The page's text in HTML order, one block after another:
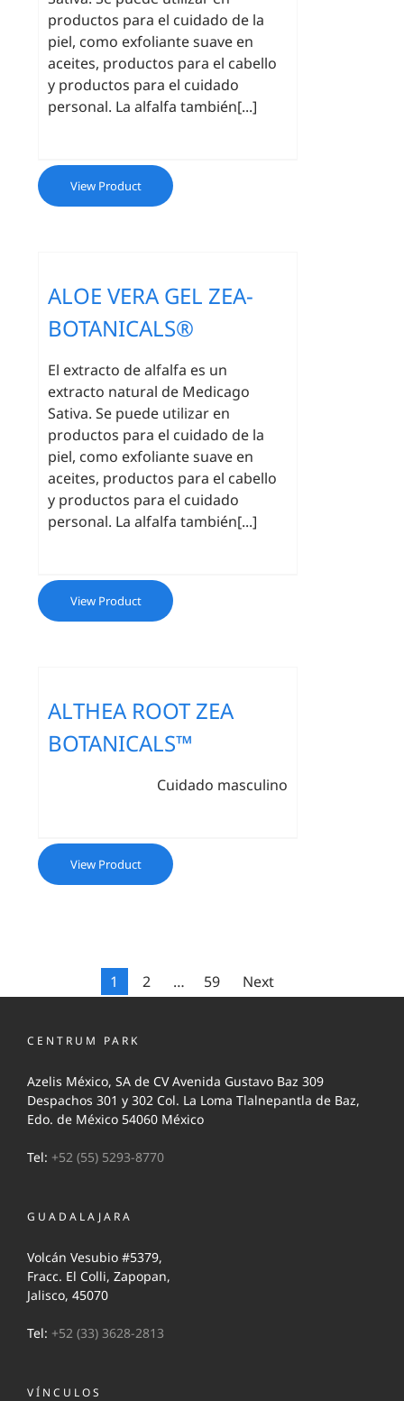
productos para el cuidado de la
piel, como exfoliante suave en
aceites, productos para el cabello
y productos para el cuidado
personal. La alfalfa también[...]
View Product
ALOE VERA GEL ZEA-
BOTANICALS®
El extracto de alfalfa es un
extracto natural de Medicago
Sativa. Se puede utilizar en
productos para el cuidado de la
piel, como exfoliante suave en
aceites, productos para el cabello
y productos para el cuidado
personal. La alfalfa también[...]
View Product
ALTHEA ROOT ZEA
BOTANICALS™
Cuidado masculino
View Product
1 2 … 59 Next
CENTRUM PARK
Azelis México, SA de CV Avenida Gustavo Baz 309
Despachos 301 y 302 Col. La Loma Tlalnepantla de Baz,
Edo. de México 54060 México
Tel: +52 (55) 5293-8770
GUADALAJARA
Volcán Vesubio #5379,
Fracc. El Colli, Zapopan,
Jalisco, 45070
Tel: +52 (33) 3628-2813
VÍNCULOS